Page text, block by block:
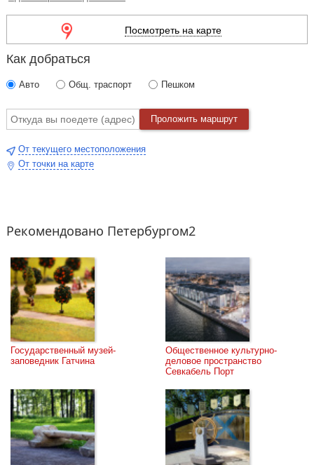
действии.
Посмотреть на карте
Как добраться
Авто Общ. траспорт Пешком
Проложить маршрут
От текущего местоположения
От точки на карте
Рекомендовано Петербургом2
Государственный музей-
заповедник Гатчина
Общественное культурно-
деловое пространство
Севкабель Порт